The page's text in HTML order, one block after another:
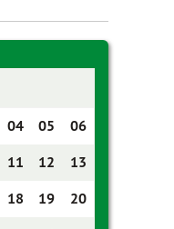
04 05
06
11 12
13
18 19
20